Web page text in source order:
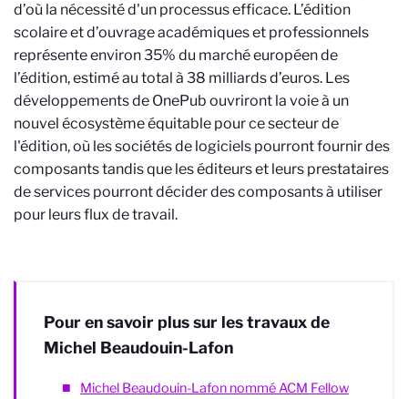
d’où la nécessité d'un processus efficace. L’édition
scolaire et d’ouvrage académiques et professionnels
représente environ 35% du marché européen de
l’édition, estimé au total à 38 milliards d’euros. Les
développements de OnePub ouvriront la voie à un
nouvel écosystème équitable pour ce secteur de
l'édition, où les sociétés de logiciels pourront fournir des
composants tandis que les éditeurs et leurs prestataires
de services pourront décider des composants à utiliser
pour leurs flux de travail.
Pour en savoir plus sur les travaux de
Michel Beaudouin-Lafon
Michel Beaudouin-Lafon nommé ACM Fellow